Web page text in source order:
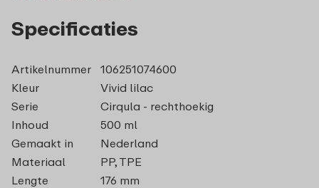
Specificaties
Artikelnummer
106251074600
Kleur
Vivid lilac
Serie
Cirqula - rechthoekig
Inhoud
500 ml
Gemaakt in
Nederland
Materiaal
PP, TPE
Lengte
176 mm